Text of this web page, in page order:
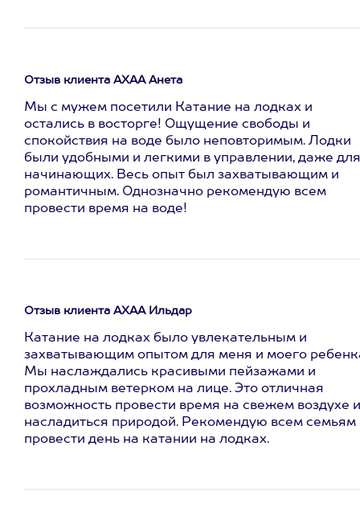
Отзыв клиента АХАА Анета
Мы с мужем посетили Катание на лодках и
остались в восторге! Ощущение свободы и
спокойствия на воде было неповторимым. Лодки
были удобными и легкими в управлении, даже для
начинающих. Весь опыт был захватывающим и
романтичным. Однозначно рекомендую всем
провести время на воде!
Отзыв клиента АХАА Ильдар
Катание на лодках было увлекательным и
захватывающим опытом для меня и моего
Мы наслаждались красивыми пейзажами и
прохладным ветерком на лице. Это отличная
возможность провести время на свежем воздухе и
насладиться природой. Рекомендую всем семьям
провести день на катании на лодках.